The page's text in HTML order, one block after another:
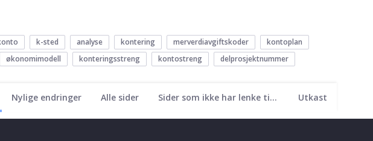
Nylige endringer Alle sider Sider som ikke har lenke til seg Utkast
k-sted analyse kontering merverdiavgiftskoder
kontoplan
økonomimodell konteringsstreng kontostreng delprosjektnummer